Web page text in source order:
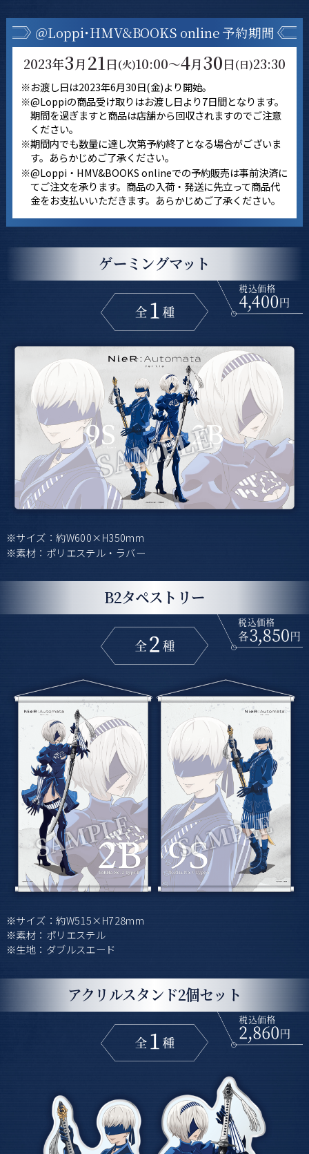
＠Loppi･HMV&BOOKS online 予約期間
2023年3月21 日(火)10:00～4月30日(日)23:30
※お渡し日は2023年6月30日(金)より開始。
※@Loppiの商品受け取りはお渡し日より7日間となります。
期間を過ぎますと商品は店舗から回収されますのでご注意
ください。
※期間内でも数量に達し次第予約終了となる場合がございま
す。あらかじめご了承ください。
※@Loppi・HMV&BOOKS onlineでの予約販売は事前決済に
てご注文を承ります。商品の入荷・発送に先立って商品代
金をお支払いいただきます。あらかじめご了承ください。
ゲーミングマット
※サイズ：約W600×H350mm
※素材：ポリエステル・ラバー
B2タペストリー
※サイズ：約W515×H728mm
※素材：ポリエステル
※生地：ダブルスエード
アクリルスタンド2個セット